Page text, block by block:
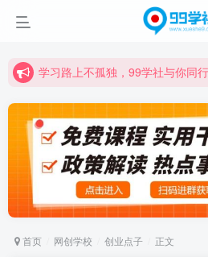
诚挚邀请您成为99学社的一员，
学习路上不孤独，99学社与你同行！分享全网优质VIP资源，炒股教程、创业教程、
学习路上不孤独，99学社与你同行！分享全网优质VIP资源，炒股教程、创业教程、网
首页 网创学校 创业点子 正文